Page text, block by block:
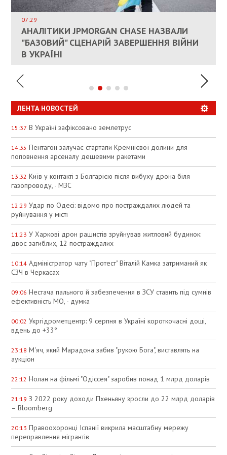
КАНДИДАТ В ПРЕМЬЕРЫ ПОЛЬШИ ПРИЗВАЛ
ЕС ПРЕКРАТИТЬ ВОЕННУЮ ПОМОЩЬ
УКРАИНЕ
07:29
АНАЛІТИКИ JPMORGAN CHASE НАЗВАЛИ
"БАЗОВИЙ" СЦЕНАРІЙ ЗАВЕРШЕННЯ ВІЙНИ
В УКРАЇНІ
ДОЗВОЛИЛИ НЕ ПЛАТИТИ ЗА КОМУНАЛКУ
ИНТЕГРАЦИЯ УКРАИНЫ В НАТО ВРЯД ЛИ
СОСТОИТСЯ В БЛИЖАЙШЕЕ ВРЕМЯ, –
РЮТТЕ
ПАЛИВНИЙ РИНОК РОЗІГРІЛИ ШТУЧНО:
АНАЛІТИКИ ЗВИНУВАТИЛИ АЗС У
СПЕКУЛЯЦІЇ
ЛЕНТА НОВОСТЕЙ
15:37 В Україні зафіксовано землетрус
14:35 Пентагон залучає стартапи Кремнієвої долини для
поповнення арсеналу дешевими ракетами
13:32 Київ у контакті з Болгарією після вибуху дрона біля
газопроводу, - МЗС
12:29 Удар по Одесі: відомо про постраждалих людей та
руйнування у місті
11:23 У Харкові дрон рашистів зруйнував житловий будинок:
двоє загиблих, 12 постраждалих
10:14 Адміністратор чату "Протест" Віталій Камка затриманий як
СЗЧ в Черкасах
09:06 Нестача пального й забезпечення в ЗСУ ставить під сумнів
ефективність МО, - думка
00:02 Укргідрометцентр: 9 серпня в Україні короткочасні дощі,
вдень до +33°
23:18 М'яч, який Марадона забив "рукою Бога", виставлять на
аукціон
22:12 Нолан на фільмі "Одіссея" заробив понад 1 млрд доларів
21:19 З 2022 року доходи Пхеньяну зросли до 22 млрд доларів
– Bloomberg
20:13 Правоохоронці Іспанії викрила масштабну мережу
переправлення мігрантів